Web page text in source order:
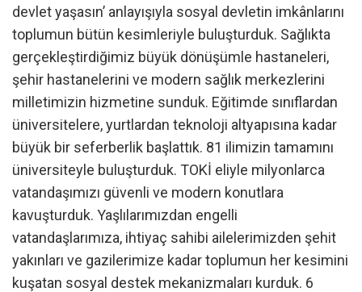
devlet yaşasın’ anlayışıyla sosyal devletin imkânlarını
toplumun bütün kesimleriyle buluşturduk. Sağlıkta
gerçekleştirdiğimiz büyük dönüşümle hastaneleri,
şehir hastanelerini ve modern sağlık merkezlerini
milletimizin hizmetine sunduk. Eğitimde sınıflardan
üniversitelere, yurtlardan teknoloji altyapısına kadar
büyük bir seferberlik başlattık. 81 ilimizin tamamını
üniversiteyle buluşturduk. TOKİ eliyle milyonlarca
vatandaşımızı güvenli ve modern konutlara
kavuşturduk. Yaşlılarımızdan engelli
vatandaşlarımıza, ihtiyaç sahibi ailelerimizden şehit
yakınları ve gazilerimize kadar toplumun her kesimini
kuşatan sosyal destek mekanizmaları kurduk. 6